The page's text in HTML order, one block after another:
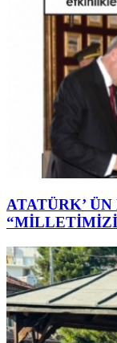
ATATÜRK’